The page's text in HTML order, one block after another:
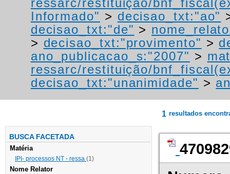
ressarc/restituição/
Informado" > decisao_txt:"ao"
decisao_txt:"de" >
> decisao_txt:"provimento" >
ano_publicacao_s:"2007" >
ressarc/restituição/
decisao_txt:"unanimidade" >
BUSCA FACETADA
Matéria
IPI- processos NT - ressa (1)
Nome Relator
1 resultados